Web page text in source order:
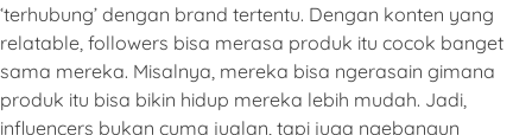
‘terhubung’ dengan brand tertentu. Dengan konten yang
relatable, followers bisa merasa produk itu cocok banget
sama mereka. Misalnya, mereka bisa ngerasain gimana
produk itu bisa bikin hidup mereka lebih mudah. Jadi,
influencers bukan cuma jualan, tapi juga ngebangun